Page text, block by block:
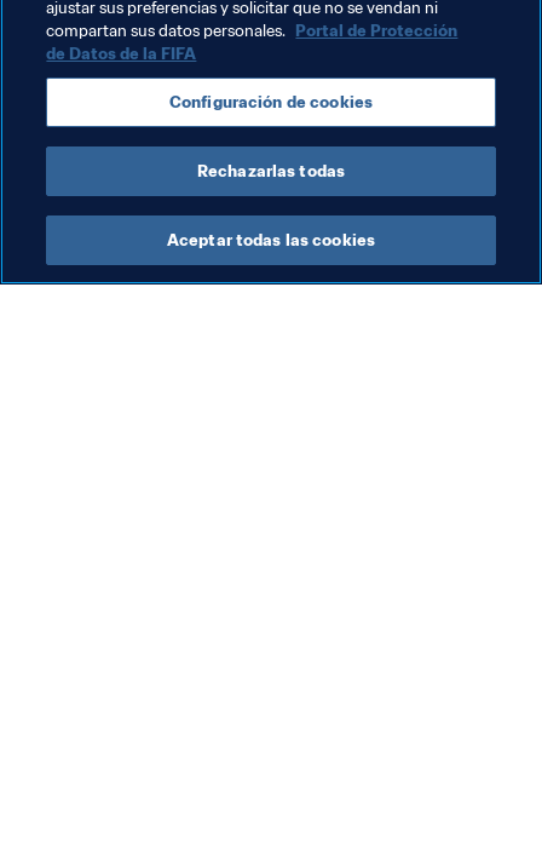
Temas relacionados
Hong Kong, China AFC
ajustar sus preferencias y solicitar que no se vendan ni
compartan sus datos personales. Portal de Protección
de Datos de la FIFA
Configuración de cookies
Rechazarlas todas
Aceptar todas las cookies